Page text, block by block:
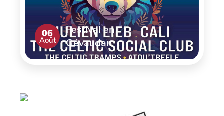
06
Août
Festival en
Gévaudan